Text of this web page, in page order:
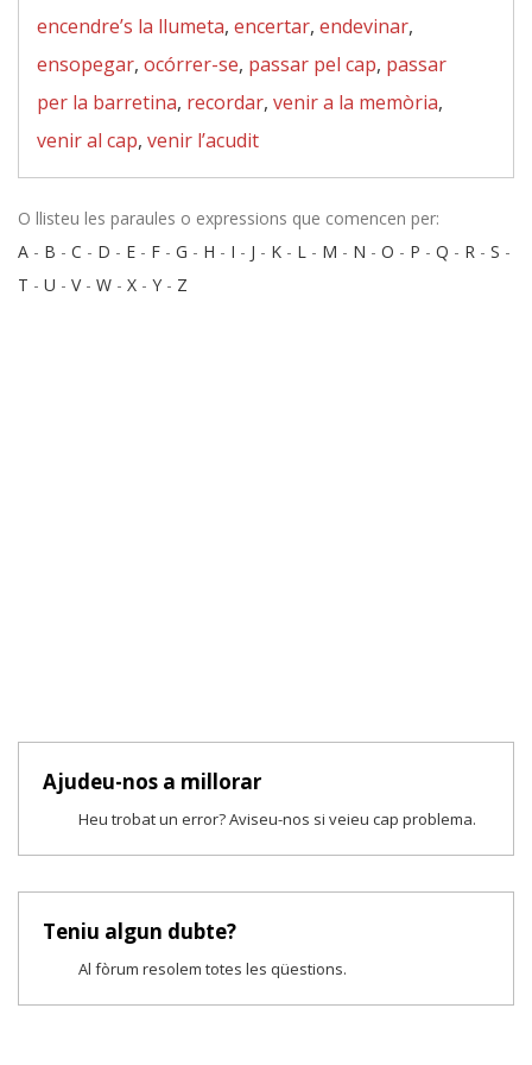
encendre’s la llumeta, encertar, endevinar,
ensopegar, ocórrer-se, passar pel cap, passar
per la barretina, recordar, venir a la memòria,
venir al cap, venir l’acudit
O llisteu les paraules o expressions que comencen per:
A - B - C - D - E - F - G - H - I - J - K - L - M - N - O - P - Q - R - S -
T - U - V- W - X - Y - Z
Ajudeu-nos a millorar
Heu trobat un error? Aviseu-nos si veieu cap problema.
Teniu algun dubte?
Al fòrum resolem totes les qüestions.